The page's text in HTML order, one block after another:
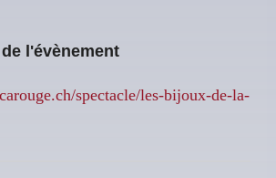
l'évènement
spectacle/les-bijoux-de-la-